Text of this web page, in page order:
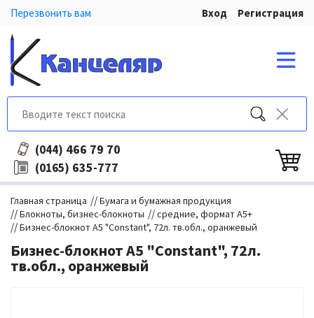
Перезвонить вам Вход Регистрация
(044) 466 79 70
(0165) 635-777
Главная страница //Бумага и бумажная продукция
//Блокноты, бизнес-блокноты //средние, формат А5+
//Бизнес-блокнот А5 "Constant", 72л. тв.обл., оранжевый
Бизнес-блокнот А5 "Constant", 72л.
тв.обл., оранжевый